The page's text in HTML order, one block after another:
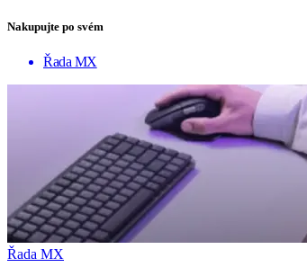
Nakupujte po svém
Řada MX
Řada MX